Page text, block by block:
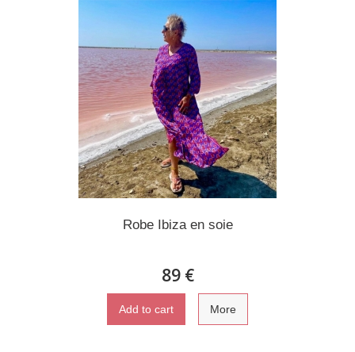
Robe Ibiza en soie
89 €
Add to cart More